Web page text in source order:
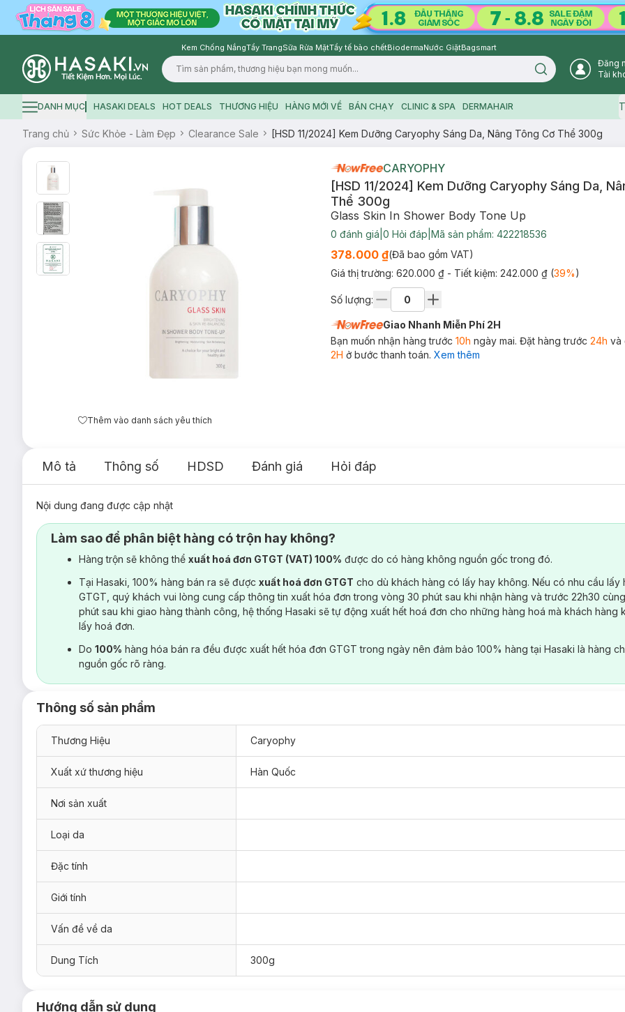
Kem Chống NắngTẩy TrangSữa Rửa MặtTẩy tế bào chếtBiodermaNước GiặtBagsmart
Logo
Search icon
Đăng
Tài
Hamburger icon
DANH MỤC HASAKI DEALS HOT DEALS THƯƠNG HIỆU HÀNG MỚI VỀ BÁN CHẠY CLINIC & SPA DERMAHAIR
Trang chủ Sức Khỏe - Làm Đẹp Clearance Sale [HSD 11/2024] Kem Dưỡng Caryophy Sáng Da, Nâng Tông Cơ Thể 300g
Thêm vào danh sách yêu thích
CARYOPHY
[HSD 11/2024] Kem Dưỡng Caryophy Sáng Da,
Thể 300g
Glass Skin In Shower Body Tone Up
0 đánh giá 0 Hỏi đáp Mã sản phẩm: 422218536
378.000 ₫(Đã bao gồm VAT)
Giá thị trường: 620.000 ₫ - Tiết kiệm: 242.000 ₫(39%)
Số lượng:
Giao Nhanh Miễn Phí 2H
Bạn muốn nhận hàng trước 10h ngày mai. Đặt hàng trước 24h và
2H ở bước thanh toán. Xem thêm
Mô tả Thông số HDSD Đánh giá Hỏi đáp
Nội dung đang được cập nhật
Làm sao để phân biệt hàng có trộn hay không?
Hàng trộn sẽ không thể xuất hoá đơn GTGT (VAT) 100% được do có hàng không nguồn gốc trong đó.
Tại Hasaki, 100% hàng bán ra sẽ được xuất hoá đơn GTGT cho dù khách hàng có lấy hay không. Nếu có nhu cầu lấy
GTGT, quý khách vui lòng cung cấp thông tin xuất hóa đơn trong vòng 30 phút sau khi nhận hàng và trước 22h30
phút sau khi giao hàng thành công, hệ thống Hasaki sẽ tự động xuất hết hoá đơn cho những hàng hoá mà khách hàng
lấy hoá đơn.
Do 100% hàng hóa bán ra đều được xuất hết hóa đơn GTGT trong ngày nên đảm bảo 100% hàng tại Hasaki là hàng
nguồn gốc rõ ràng.
Thông số sản phẩm
Thương Hiệu Caryophy
Xuất xứ thương hiệu Hàn Quốc
Nơi sản xuất
Loại da
Đặc tính
Giới tính
Vấn đề về da
Dung Tích 300g
Hướng dẫn sử dụng